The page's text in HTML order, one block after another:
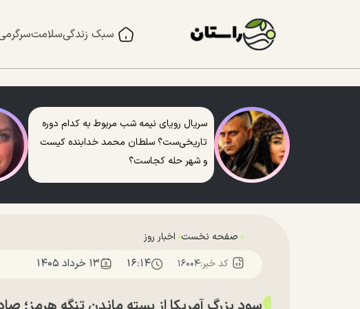
سبک زندگیسلامت
سریال رویای نیمه شب مربوط به کدام دوره
تاریخی‌ست؟ سلطان محمد خدابنده کیست
و شهر حله کجاست؟
صفحه نخست اخبار روز
کد خبر:۱۶۰۰۴ ۱۶:۱۴ ۱۳ خرداد ۱۴۰۵